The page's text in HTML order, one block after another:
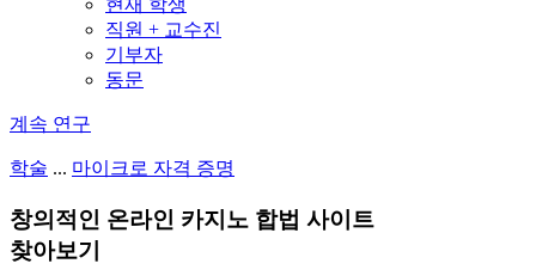
현재 학생
직원 + 교수진
기부자
동문
계속 연구
학술 ... 마이크로 자격 증명
창의적인 온라인 카지노 합법 사이트
찾아보기